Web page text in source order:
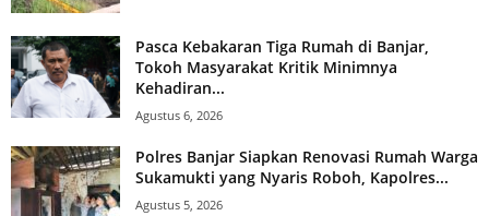
Pasca Kebakaran Tiga Rumah di Banjar,
Tokoh Masyarakat Kritik Minimnya
Kehadiran...
Agustus 6, 2026
Polres Banjar Siapkan Renovasi Rumah Warga
Sukamukti yang Nyaris Roboh, Kapolres...
Agustus 5, 2026